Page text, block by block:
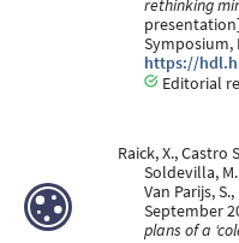
rethinking
Symposium,
https://
Editorial
Raick, X., Castro
Soldevilla,
Van Parijs,
September
plans of a